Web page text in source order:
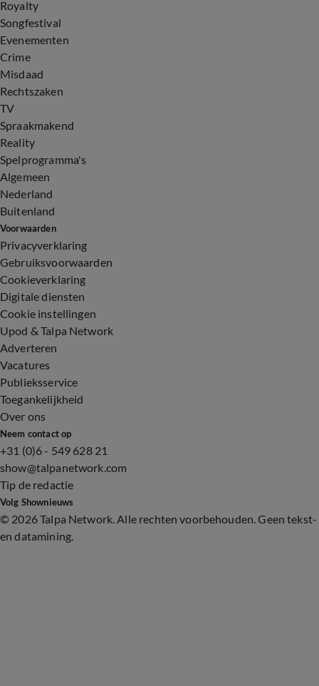
Royalty
Songfestival
Evenementen
Crime
Misdaad
Rechtszaken
TV
Spraakmakend
Reality
Spelprogramma's
Algemeen
Nederland
Buitenland
Voorwaarden
Privacyverklaring
Gebruiksvoorwaarden
Cookieverklaring
Digitale diensten
Cookie instellingen
Upod & Talpa Network
Adverteren
Vacatures
Publieksservice
Toegankelijkheid
Over ons
Neem contact op
+31 (0)6 - 549 628 21
show@talpanetwork.com
Tip de redactie
Volg Shownieuws
© 2026 Talpa Network. Alle rechten voorbehouden. Geen tekst-
en datamining.